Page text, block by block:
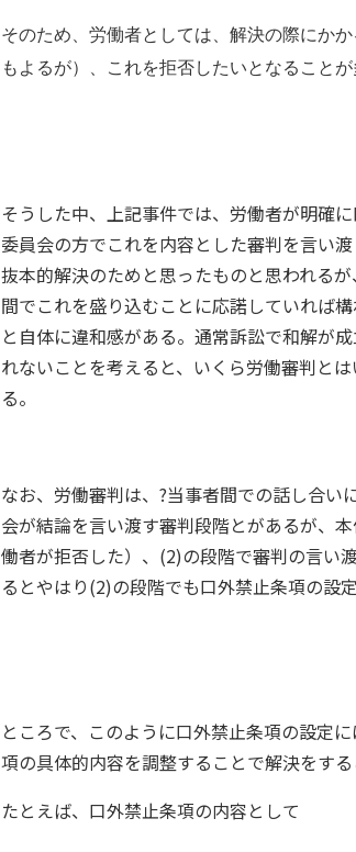
そのため、労働者としては、解決の際にか
もよるが）、これを拒否したいとなることが
そうした中、上記事件では、労働者が明確
委員会の方でこれを内容とした審判を言い
抜本的解決のためと思ったものと思われる
間でこれを盛り込むことに応諾していれば
と自体に違和感がある。通常訴訟で和解が
れないことを考えると、いくら労働審判と
る。
なお、労働審判は、?当事者間での話し合
会が結論を言い渡す審判段階とがあるが、
働者が拒否した）、(2)の段階で審判の言い
るとやはり(2)の段階でも口外禁止条項の設
ところで、このように口外禁止条項の設定
項の具体的内容を調整することで解決をする
たとえば、口外禁止条項の内容として